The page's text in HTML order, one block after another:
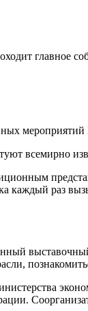
главное
мероприятий
всемирно
каждый раз